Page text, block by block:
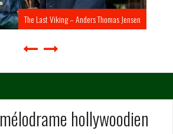
The Last Viking – Anders Thomas Jensen
mélodrame hollywoodien